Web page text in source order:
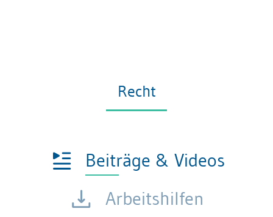
Recht
Beiträge & Videos
Arbeitshilfen